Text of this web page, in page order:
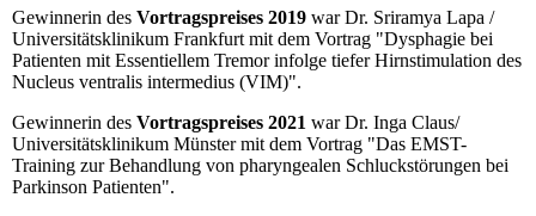
Gewinnerin des Vortragspreises 2019 war Dr. Sriramya Lapa /
Universitätsklinikum Frankfurt mit dem Vortrag "Dysphagie bei
Patienten mit Essentiellem Tremor infolge tiefer Hirnstimulation des
Nucleus ventralis intermedius (VIM)".
Gewinnerin des Vortragspreises 2021 war Dr. Inga Claus/
Universitätsklinikum Münster mit dem Vortrag "Das EMST-
Training zur Behandlung von pharyngealen Schluckstörungen bei
Parkinson Patienten".